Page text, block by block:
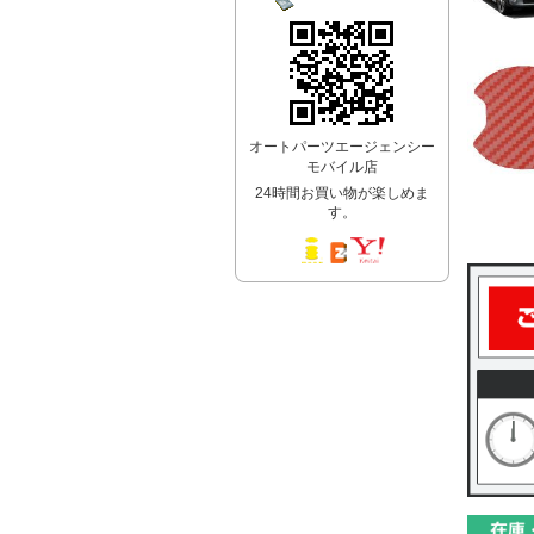
オートパーツエージェンシー
モバイル店
24時間お買い物が楽しめま
す。